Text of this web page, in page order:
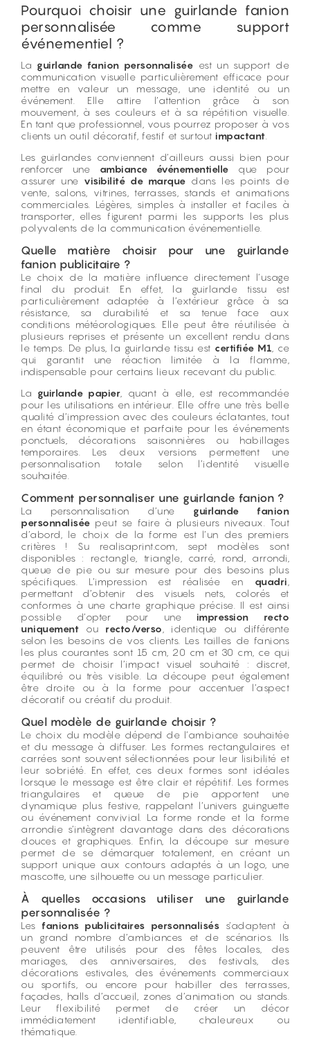
Pourquoi choisir une guirlande fanion
personnalisée comme support
événementiel ?
La guirlande fanion personnalisée est un support de
communication visuelle particulièrement efficace pour
mettre en valeur un message, une identité ou un
événement. Elle attire l’attention grâce à son
mouvement, à ses couleurs et à sa répétition visuelle.
En tant que professionnel, vous pourrez proposer à vos
clients un outil décoratif, festif et surtout impactant
Les guirlandes conviennent d’ailleurs aussi bien pour
renforcer une ambiance événementielle que pour
assurer une visibilité de marque dans les points de
vente, salons, vitrines, terrasses, stands et animations
commerciales. Légères, simples à installer et faciles à
transporter, elles figurent parmi les supports les plus
polyvalents de la communication événementielle.
Quelle matière choisir pour une guirlande
fanion publicitaire ?
Le choix de la matière influence directement l’usage
final du produit. En effet, la guirlande tissu est
particulièrement adaptée à l’extérieur grâce à sa
résistance, sa durabilité et sa tenue face aux
conditions météorologiques. Elle peut être réutilisée à
plusieurs reprises et présente un excellent rendu dans
le temps. De plus, la guirlande tissu est certifiée M1 , ce
qui garantit une réaction limitée à la flamme,
indispensable pour certains lieux recevant du public.
La guirlande papier , quant à elle, est recommandée
pour les utilisations en intérieur. Elle offre une très belle
qualité d’impression avec des couleurs éclatantes, tout
en étant économique et parfaite pour les événements
ponctuels, décorations saisonnières ou habillages
temporaires. Les deux versions permettent une
personnalisation totale selon l’identité visuelle
souhaitée.
Comment personnaliser une guirlande fanion ?
La personnalisation d’une guirlande fanion
personnalisée peut se faire à plusieurs niveaux. Tout
d’abord, le choix de la forme est l’un des premiers
critères ! Su realisaprint.com, sept modèles sont
disponibles : rectangle, triangle, carré, rond, arrondi,
queue de pie ou sur mesure pour des besoins plus
spécifiques. L’impression est réalisée en quadri
permettant d’obtenir des visuels nets, colorés et
conformes à une charte graphique précise. Il est ainsi
possible d’opter pour une impression recto
uniquement ou recto/verso
, identique ou différente
selon les besoins de vos clients. Les tailles de fanions
les plus courantes sont 15 cm, 20 cm et 30 cm, ce qui
permet de choisir l’impact visuel souhaité : discret,
équilibré ou très visible. La découpe peut également
être droite ou à la forme pour accentuer l’aspect
décoratif ou créatif du produit.
Quel modèle de guirlande choisir ?
Le choix du modèle dépend de l’ambiance souhaitée
et du message à diffuser. Les formes rectangulaires et
carrées sont souvent sélectionnées pour leur lisibilité et
leur sobriété. En effet, ces deux formes sont idéales
lorsque le message est être clair et répétitif. Les formes
triangulaires et queue de pie apportent une
dynamique plus festive, rappelant l’univers guinguette
ou événement convivial. La forme ronde et la forme
arrondie s’intègrent davantage dans des décorations
douces et graphiques. Enfin, la découpe sur mesure
permet de se démarquer totalement, en créant un
support unique aux contours adaptés à un logo, une
mascotte, une silhouette ou un message particulier.
À quelles occasions utiliser une guirlande
personnalisée ?
Lesfanions publicitaires personnalisés s’adaptent à
un grand nombre d’ambiances et de scénarios. Ils
peuvent être utilisés pour des fêtes locales, des
mariages, des anniversaires, des festivals, des
décorations estivales, des événements commerciaux
ou sportifs, ou encore pour habiller des terrasses,
façades, halls d’accueil, zones d’animation ou stands.
Leur flexibilité permet de créer un décor
immédiatement identifiable, chaleureux ou
thématique.